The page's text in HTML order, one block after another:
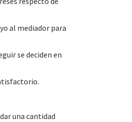
al mediador para
se deciden en
una cantidad